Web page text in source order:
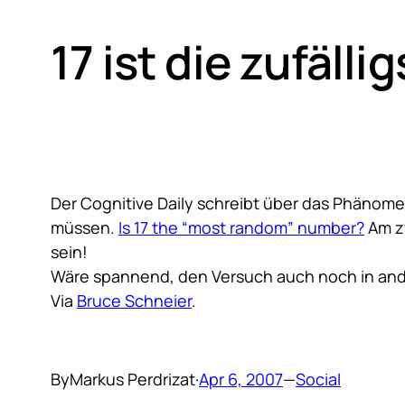
17 ist die
Der Cognitive Daily schreibt über das
müssen. Is 17 the “most random” number?Am
sein!
Wäre spannend, den Versuch auch noch in
Via Bruce Schneier.
ByMarkus Perdrizat·Apr 6, 2007—Social